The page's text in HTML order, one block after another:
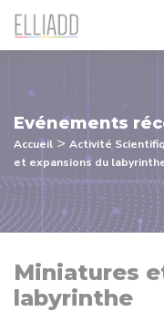
Evénements
Accueil > Activité
et expansions du
Miniatures
labyrinthe
Panneau de gestion des